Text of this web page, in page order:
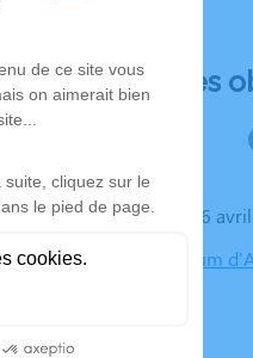
Déroulé des
Le mardi 16
Crématorium